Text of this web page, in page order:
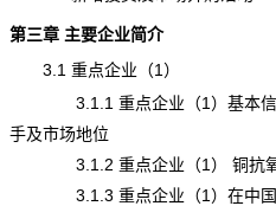
第三章 主要企业简介
3.1 重点企业（1）
3.1.1 重点企业（1）基本信息
手及市场地位
3.1.2 重点企业（1） 铜抗氧
3.1.3 重点企业（1）在中国市